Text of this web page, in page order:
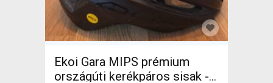
Ekoi Gara MIPS prémium
országúti kerékpáros sisak -